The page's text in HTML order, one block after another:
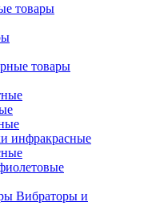
товары
товары
инфракрасные
Вибраторы и